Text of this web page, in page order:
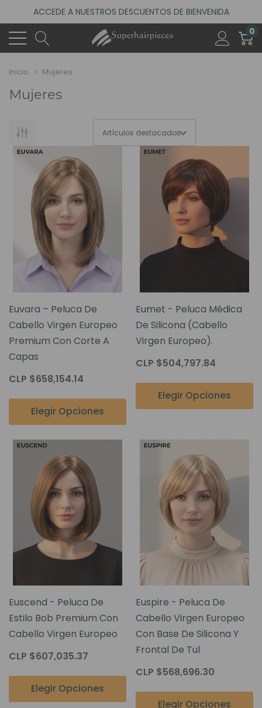
ACCEDE A NUESTROS DESCUENTOS DE BIENVENIDA
4.6
(485 reseñas)
VISITA NUESTRO NUEVO SALÓN EN MADRID
0
Inicio Mujeres
Mujeres
Euvara – Peluca De
Cabello Virgen Europeo
Premium Con Corte A
Capas
CLP $658,154.14
Elegir Opciones
Eumet - Peluca Médica
De Silicona (Cabello
Virgen Europeo).
CLP $504,797.84
Elegir Opciones
Euscend - Peluca De
Estilo Bob Premium Con
Cabello Virgen Europeo
CLP $607,035.37
Elegir Opciones
Euspire - Peluca De
Cabello Virgen Europeo
Con Base De Silicona Y
Frontal De Tul
CLP $568,696.30
Elegir Opciones